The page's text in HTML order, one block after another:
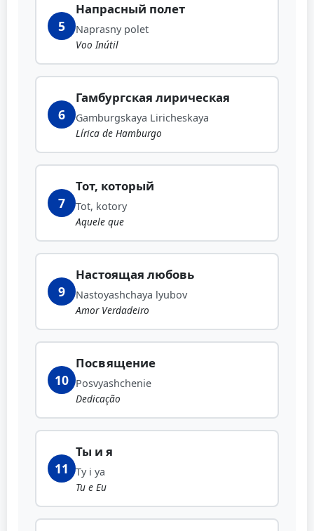
5
Напрасный полет
Naprasny polet
Voo Inútil
6
Гамбургская лирическая
Gamburgskaya Liricheskaya
Lírica de Hamburgo
7
Тот, который
Tot, kotory
Aquele que
9
Настоящая любовь
Nastoyashchaya lyubov
Amor Verdadeiro
10
Посвящение
Posvyashchenie
Dedicação
11
Ты и я
Ty i ya
Tu e Eu